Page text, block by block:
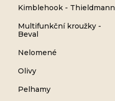
Kimblehook - Thieldmann
Multifunkční kroužky -
Beval
Nelomené
Olivy
Pelhamy